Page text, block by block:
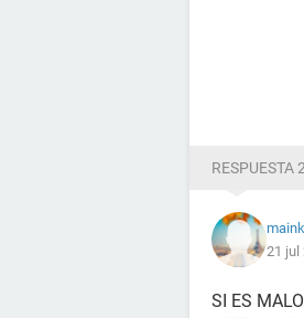
RESPUESTA
21 jul
SI ES